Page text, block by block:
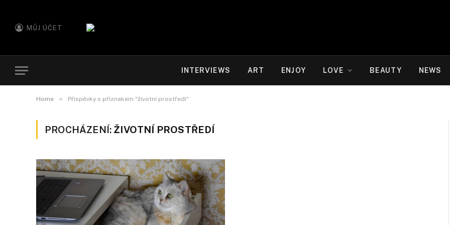
MŮJ ÚČET
INTERVIEWS ART ENJOY LOVE BEAUTY NEWS
Home » Příspěvky s příznakem "životní prostředí"
PROCHÁZENÍ: ŽIVOTNÍ PROSTŘEDÍ